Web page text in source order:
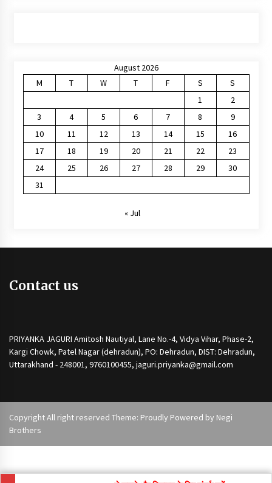
August 2026
M
T W T F S
S
1
2
3
4 5 6 7 8
9
10
11 12 13 14 15
16
17
18 19 20 21 22
23
24
25 26 27 28 29
30
31
« Jul
Contact us
PRIYANKA JAGURI Amitosh Nautiyal, Lane No.-4, Vidya Vihar, Phase-2,
Kargi Chowk, Patel Nagar (dehradun), PO: Dehradun, DIST: Dehradun,
Uttarakhand - 248001, 9760100455, jaguri.priyanka@gmail.com
Copyright All right reserved Theme: Proudly Powered by Negi
Brothers